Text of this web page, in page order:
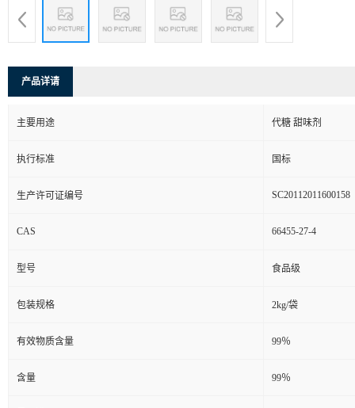
产品详请
主要用途 代糖 甜味剂
执行标准 国标
生产许可证编号 SC20112011600158
CAS 66455-27-4
型号 食品级
包装规格 2kg/袋
有效物质含量 99％
含量 99％